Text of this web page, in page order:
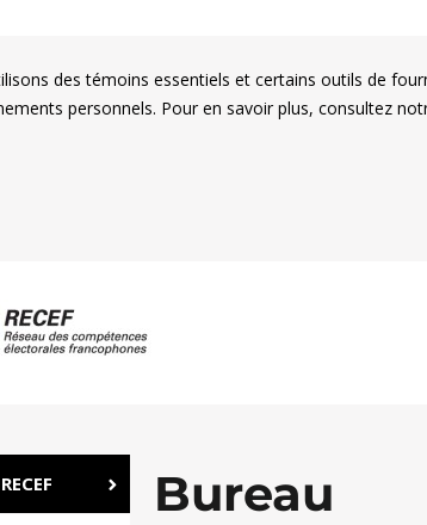
des témoins essentiels et certains outils de
personnels. Pour en savoir plus, consultez
Bureau